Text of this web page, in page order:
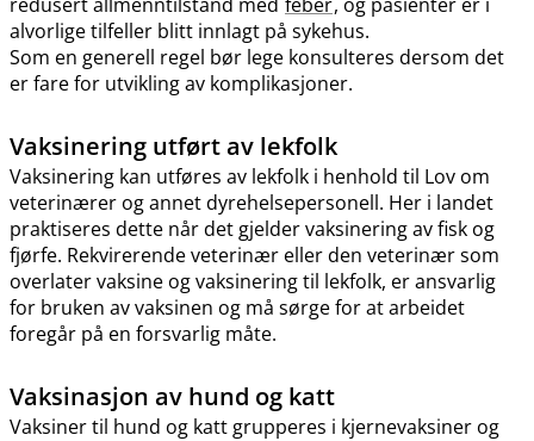
alvorlige tilfeller blitt innlagt på sykehus.
Som en generell regel bør lege konsulteres dersom det
er fare for utvikling av komplikasjoner.
Vaksinering utført av lekfolk
Vaksinering kan utføres av lekfolk i henhold til Lov om
veterinærer og annet dyrehelsepersonell. Her i landet
praktiseres dette når det gjelder vaksinering av fisk og
fjørfe. Rekvirerende veterinær eller den veterinær som
overlater vaksine og vaksinering til lekfolk, er ansvarlig
for bruken av vaksinen og må sørge for at arbeidet
foregår på en forsvarlig måte.
Vaksinasjon av hund og katt
Vaksiner til hund og katt grupperes i kjernevaksiner og